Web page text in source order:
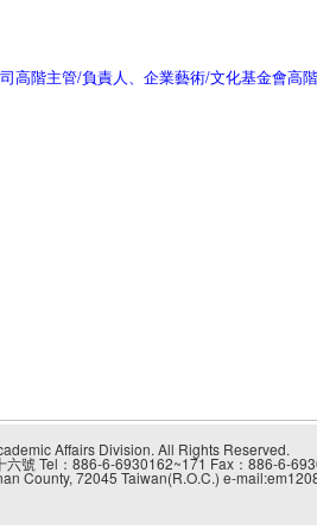
高階主管/負責人、企業藝術/文化基金會高
Affairs Division. All Rights Reserved.
六號 Tel：886-6-6930162~171 Fax：886-6-
County, 72045 Taiwan(R.O.C.) e-